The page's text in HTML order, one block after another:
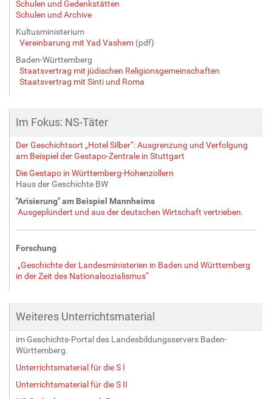
Schulen und Gedenkstätten
Schulen und Archive
Kultusministerium
Vereinbarung mit Yad Vashem (pdf)
Baden-Württemberg
Staatsvertrag mit jüdischen Religionsgemeinschaften
Staatsvertrag mit Sinti und Roma
Im Fokus: NS-Täter
Der Geschichtsort „Hotel Silber“: Ausgrenzung und Verfolgung
am Beispiel der Gestapo-Zentrale in Stuttgart
Die Gestapo in Württemberg-Hohenzollern
Haus der Geschichte BW
"Arisierung" am Beispiel Mannheims
Ausgeplündert und aus der deutschen Wirtschaft vertrieben.
Forschung
„Geschichte der Landesministerien in Baden und Württemberg
in der Zeit des Nationalsozialismus“
Weiteres Unterrichtsmaterial
im Geschichts-Portal des Landesbildungsservers Baden-
Württemberg.
Unterrichtsmaterial für die S I
Unterrichtsmaterial für die S II